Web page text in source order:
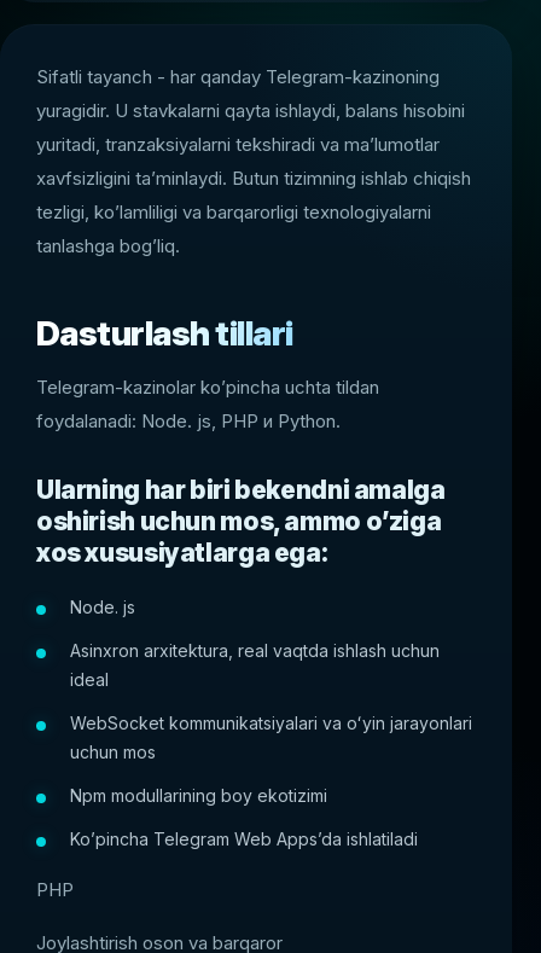
Sifatli tayanch - har qanday Telegram-kazinoning
yuragidir. U stavkalarni qayta ishlaydi, balans hisobini
yuritadi, tranzaksiyalarni tekshiradi va ma’lumotlar
xavfsizligini ta’minlaydi. Butun tizimning ishlab chiqish
tezligi, ko’lamliligi va barqarorligi texnologiyalarni
tanlashga bog’liq.
Dasturlash tillari
Telegram-kazinolar ko’pincha uchta tildan
foydalanadi: Node. js, PHP и Python.
Ularning har biri bekendni amalga
oshirish uchun mos, ammo o’ziga
xos xususiyatlarga ega:
Node. js
Asinxron arxitektura, real vaqtda ishlash uchun
ideal
WebSocket kommunikatsiyalari va oʻyin jarayonlari
uchun mos
Npm modullarining boy ekotizimi
Ko’pincha Telegram Web Apps’da ishlatiladi
PHP
Joylashtirish oson va barqaror